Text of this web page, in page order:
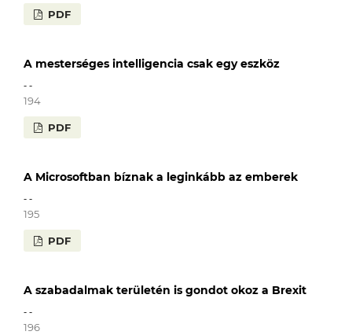
PDF
A mesterséges intelligencia csak egy eszköz
- -
194
PDF
A Microsoftban bíznak a leginkább az emberek
- -
195
PDF
A szabadalmak területén is gondot okoz a Brexit
- -
196